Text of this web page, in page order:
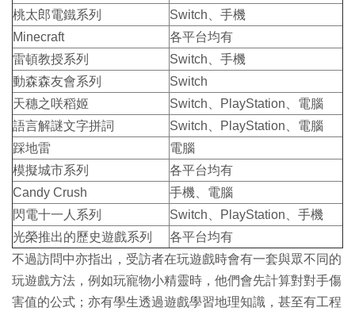
桃太郎電鐵系列
Switch、手機
Minecraft
各平台均有
雷頓教授系列
Switch、手機
動森森友會系列
Switch
天穗之咲稻姬
Switch、PlayStation、電腦
語言解謎文字拼詞
Switch、PlayStation、電腦
踩地雷
電腦
模擬城市系列
各平台均有
Candy Crush
手機、電腦
閃電十一人系列
Switch、PlayStation、手機
光榮推出的歷史遊戲系列
各平台均有
不過訪問中亦指出，受訪者在玩遊戲時會有一套與眾不同的
玩遊戲方法，例如玩寵物小精靈時，他們會先計算對對手傷
害值的公式；亦有學生透過遊戲學習地理知識，甚至有工程